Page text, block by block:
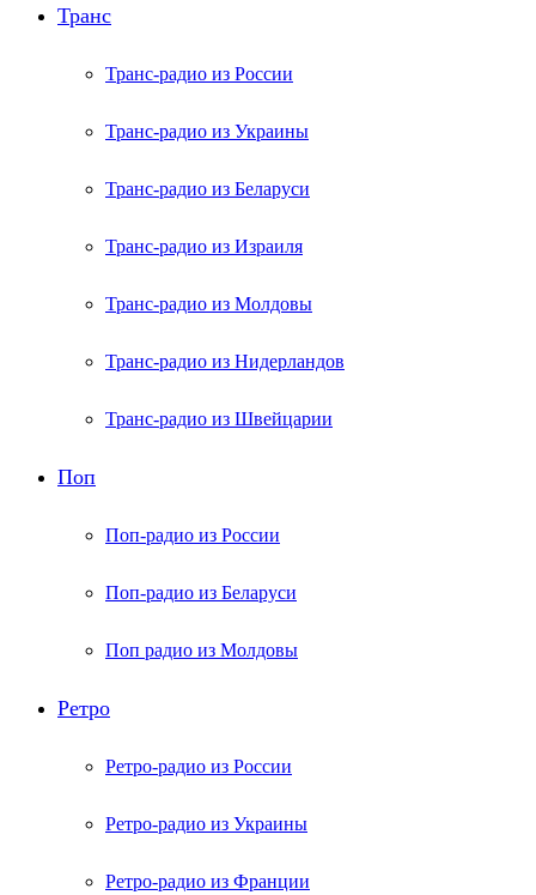
Транс
Транс-радио из России
Транс-радио из Украины
Транс-радио из Беларуси
Транс-радио из Израиля
Транс-радио из Молдовы
Транс-радио из Нидерландов
Транс-радио из Швейцарии
Поп
Поп-радио из России
Поп-радио из Беларуси
Поп радио из Молдовы
Ретро
Ретро-радио из России
Ретро-радио из Украины
Ретро-радио из Франции